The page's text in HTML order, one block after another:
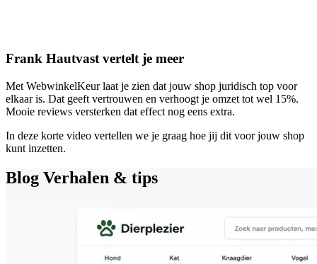
Frank Hautvast vertelt je meer
Met WebwinkelKeur laat je zien dat jouw shop juridisch top voor
elkaar is. Dat geeft vertrouwen en verhoogt je omzet tot wel 15%.
Mooie reviews versterken dat effect nog eens extra.
In deze korte video vertellen we je graag hoe jij dit voor jouw shop
kunt inzetten.
Blog Verhalen & tips